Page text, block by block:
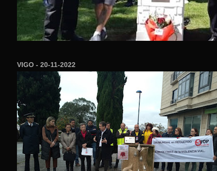
VIGO - 20-11-2022